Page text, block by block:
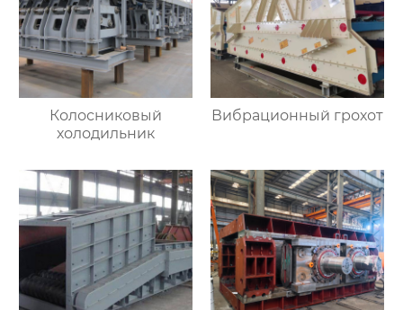
Колосниковый
холодильник
Вибрационный грохот